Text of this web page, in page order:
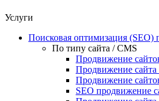
Услуги
Поисковая оптимизация (SEO)
По типу сайта / CMS
Продвижение
Продвижение сайта
Продвижение
SEO продвижение